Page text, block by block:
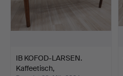
IB KOFOD-LARSEN.
Kaffeetisch,